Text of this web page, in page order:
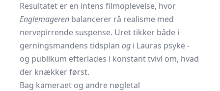
Resultatet er en intens filmoplevelse, hvor
Englemageren balancerer rå realisme med
nervepirrende suspense. Uret tikker både i
gerningsmandens tidsplan og i Lauras psyke -
og publikum efterlades i konstant tvivl om, hvad
der knækker først.
Bag kameraet og andre nøgletal